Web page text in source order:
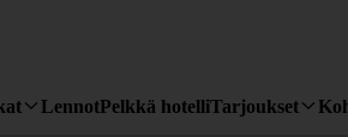
LennotPelkkä hotelliTarjoukset